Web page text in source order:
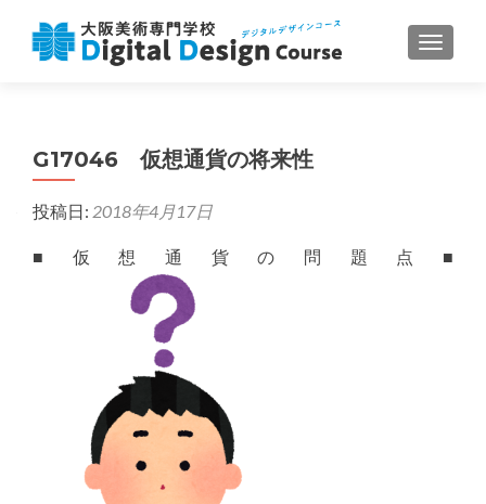
ナビゲ
G17046 仮想通貨の将来性
投稿日: 2018年4月17日
■仮想通貨の問題点■